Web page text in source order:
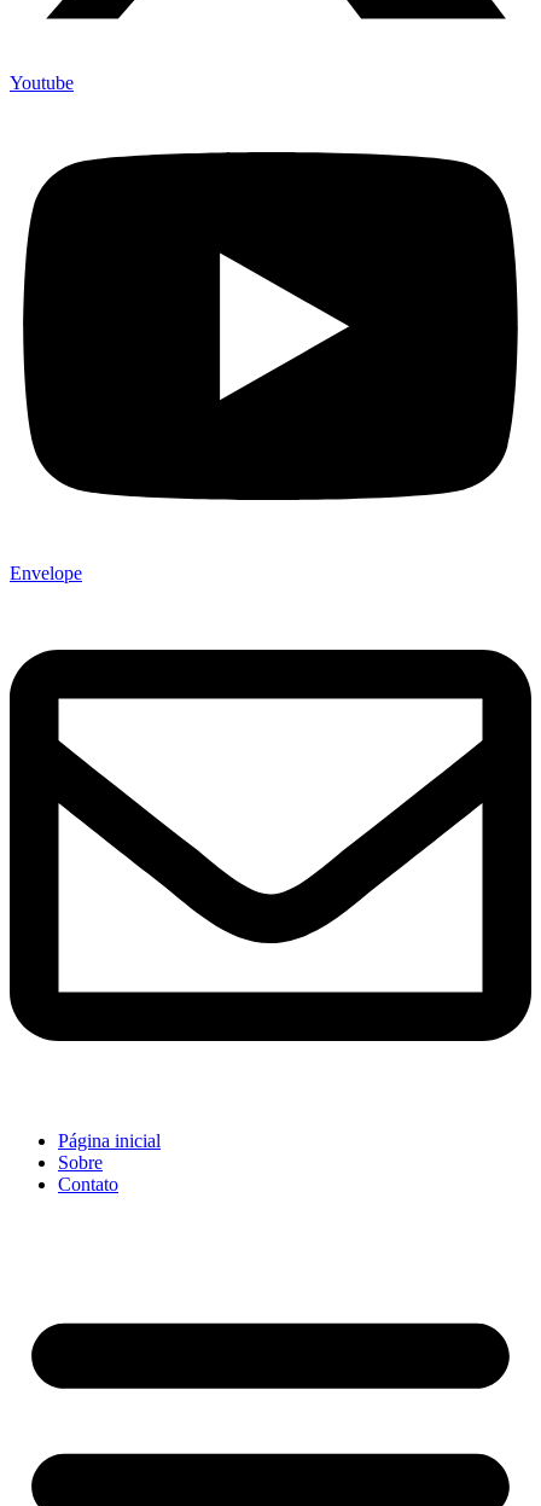
Youtube
Envelope
Página inicial
Sobre
Contato